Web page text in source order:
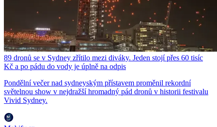
89 dronů se v Sydney zřítilo mezi diváky. Jeden stojí přes 60 tisíc
Kč a po pádu do vody je úplně na odpis
Pondělní večer nad sydneyským přístavem proměnil rekordní
světelnou show v nejdražší hromadný pád dronů v historii festivalu
Vivid Sydney.